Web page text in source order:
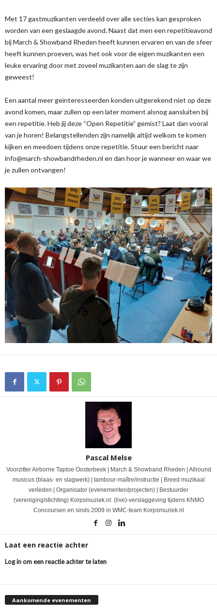
Met 17 gastmuzikanten verdeeld over alle secties kan gesproken
worden van een geslaagde avond. Naast dat men een repetitieavond
bij March & Showband Rheden heeft kunnen ervaren en van de sfeer
heeft kunnen proeven, was het ook voor de eigen muzikanten een
leuke ervaring door met zoveel muzikanten aan de slag te zijn
geweest!
Een aantal meer geïnteresseerden konden uitgerekend niet op deze
avond komen, maar zullen op een later moment alsnog aansluiten bij
een repetitie. Heb jij deze “Open Repetitie” gemist? Laat dan vooral
van je horen! Belangstellenden zijn namelijk altijd welkom te komen
kijken en meedoen tijdens onze repetitie. Stuur een bericht naar
info@march-showbandrheden.nl en dan hoor je wanneer en waar we
je zullen ontvangen!
Pascal Melse
Voorzitter Airborne Taptoe Oosterbeek | March & Showband Rheden | Allround
musicus (blaas- en slagwerk) | tambour-maître/instructie | Breed muzikaal
verleden | Organisator (evenementen/projecten) | Bestuurder
(vereniging/stichting) Korpsmuziek.nl: (live)-verslaggeving tijdens KNMO
Concoursen en sinds 2009 in WMC-team Korpsmuziek.nl
Laat een reactie achter
Log in om een reactie achter te laten
Aankomende evenementen